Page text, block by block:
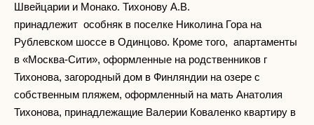
Швейцарии и Монако. Тихонову А.В.
принадлежит особняк в поселке Николина Гора на
Рублевском шоссе в Одинцово. Кроме того, апартаменты
в «Москва-Сити», оформленные на родственников г
Тихонова, загородный дом в Финляндии на озере с
собственным пляжем, оформленный на мать Анатолия
Тихонова, принадлежащие Валерии Коваленко квартиру в